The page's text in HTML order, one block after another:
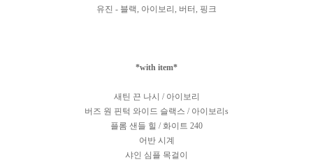
유진 - 블랙, 아이보리, 버터, 핑크
*with item*
새틴 끈 나시 / 아이보리
버즈 원 핀턱 와이드 슬랙스 / 아이보리s
플롬 샌들 힐 / 화이트 240
어반 시계
샤인 심플 목걸이